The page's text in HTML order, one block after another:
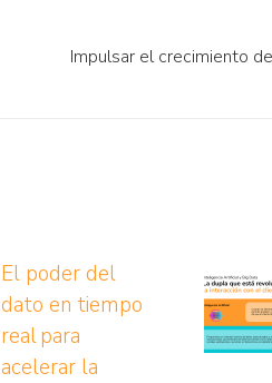
Publicación
Impulsar el crecimiento
El poder del
dato en tiempo
real para
acelerar la